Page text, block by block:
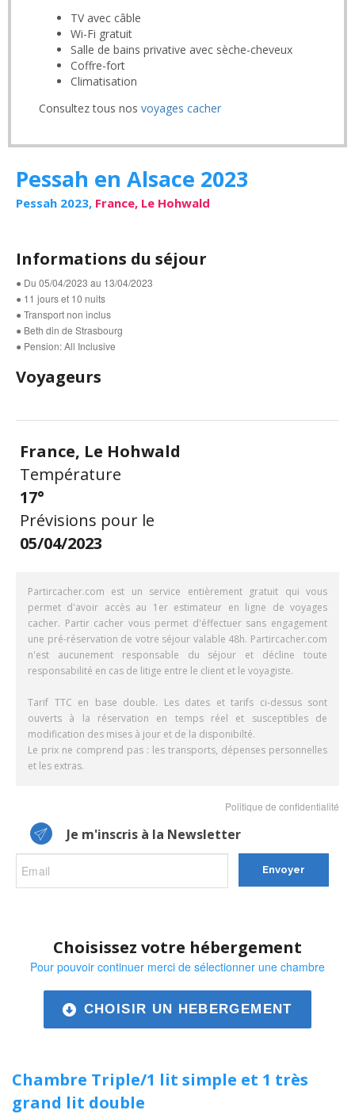
TV avec câble
Wi-Fi gratuit
Salle de bains privative avec sèche-cheveux
Coffre-fort
Climatisation
Consultez tous nos voyages cacher
Pessah en Alsace 2023
Pessah 2023, France, Le Hohwald
Informations du séjour
● Du 05/04/2023 au 13/04/2023
● 11 jours et 10 nuits
● Transport non inclus
● Beth din de Strasbourg
● Pension: All Inclusive
Voyageurs
France, Le Hohwald
Température
17°
Prévisions pour le
05/04/2023
Partircacher.com est un service entièrement gratuit qui vous
permet d'avoir accès au 1er estimateur en ligne de voyages
cacher. Partir cacher vous permet d'éffectuer sans engagement
une pré-réservation de votre séjour valable 48h. Partircacher.com
n'est aucunement responsable du séjour et décline toute
responsabilité en cas de litige entre le client et le voyagiste.
Tarif TTC en base double. Les dates et tarifs ci-dessus sont
ouverts à la réservation en temps réel et susceptibles de
modification des mises à jour et de la disponibilté.
Le prix ne comprend pas : les transports, dépenses personnelles
et les extras.
Politique de confidentialité
Je m'inscris à la Newsletter
Envoyer
Choisissez votre hébergement
Pour pouvoir continuer merci de sélectionner une chambre
CHOISIR UN HEBERGEMENT
Chambre Triple/1 lit simple et 1 très
grand lit double